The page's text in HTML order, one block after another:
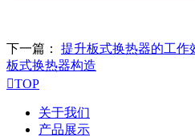
下一篇： 提升板式换热器的工作
板式换热器构造
TOP
关于我们
产品展示